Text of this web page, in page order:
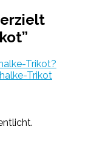
”
Trikot?
Trikot